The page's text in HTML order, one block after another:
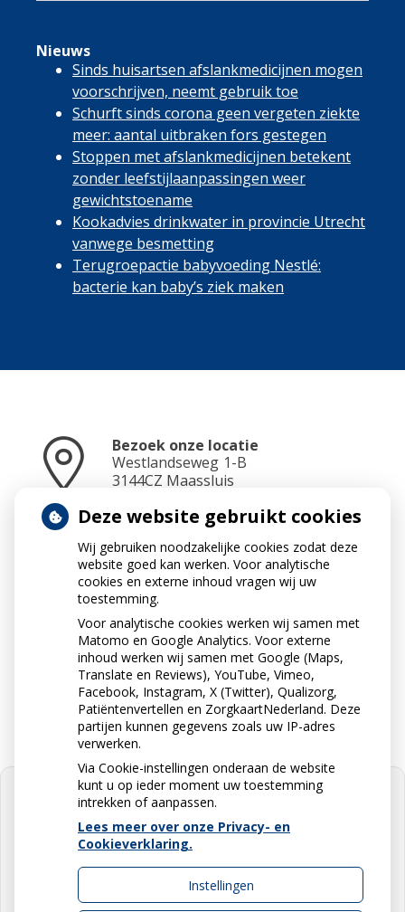
Nieuws
Sinds huisartsen afslankmedicijnen mogen
voorschrijven, neemt gebruik toe
Schurft sinds corona geen vergeten ziekte
meer: aantal uitbraken fors gestegen
Stoppen met afslankmedicijnen betekent
zonder leefstijlaanpassingen weer
gewichtstoename
Kookadvies drinkwater in provincie Utrecht
vanwege besmetting
Terugroepactie babyvoeding Nestlé:
bacterie kan baby’s ziek maken
Bezoek onze locatie
Westlandseweg 1-B
3144CZ Maassluis
Neem contact op
010-5912234
Stuur ons een e-mail
info@apotheekdejonge.nl
U heeft geen toestemming gegeven
voorexterne inhouddie nodig is om
dit te zien.
Deze website gebruikt cookies
Wij gebruiken noodzakelijke cookies zodat deze
website goed kan werken. Voor analytische
cookies en externe inhoud vragen wij uw
toestemming.
Voor analytische cookies werken wij samen met
Matomo en Google Analytics. Voor externe
inhoud werken wij samen met Google (Maps,
Translate en Reviews), YouTube, Vimeo,
Facebook, Instagram, X (Twitter), Qualizorg,
Patiëntenvertellen en ZorgkaartNederland. Deze
partijen kunnen gegevens zoals uw IP-adres
verwerken.
Via Cookie-instellingen onderaan de website
kunt u op ieder moment uw toestemming
intrekken of aanpassen.
Lees meer over onze Privacy- en
Cookieverklaring.
Instellingen